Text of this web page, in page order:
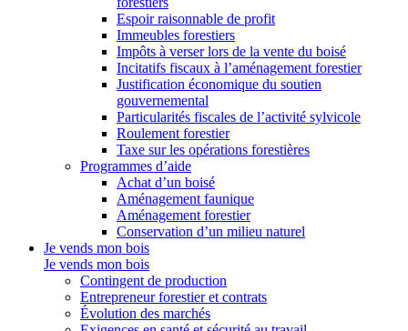
Espoir raisonnable de profit
Immeubles forestiers
Impôts à verser lors de la vente du boisé
Incitatifs fiscaux à l’aménagement forestier
Justification économique du soutien
gouvernemental
Particularités fiscales de l’activité sylvicole
Roulement forestier
Taxe sur les opérations forestières
Programmes d’aide
Achat d’un boisé
Aménagement faunique
Aménagement forestier
Conservation d’un milieu naturel
Je vends mon bois
Je vends mon bois
Contingent de production
Entrepreneur forestier et contrats
Évolution des marchés